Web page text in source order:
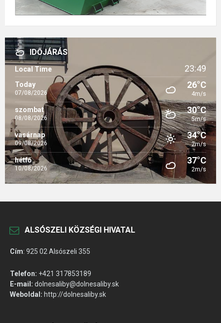
IDŐJÁRÁS
Local Time 23:49
Today
07/08/2026
26°C
4m/s
szombat
08/08/2026
30°C
5m/s
vasárnap
09/08/2026
34°C
2m/s
hétfő
10/08/2026
37°C
2m/s
ALSÓSZELI KÖZSÉGI HIVATAL
Cím: 925 02 Alsószeli 355
Telefon: +421 317853189
E-mail: dolnesaliby@dolnesaliby.sk
Weboldal: http://dolnesaliby.sk